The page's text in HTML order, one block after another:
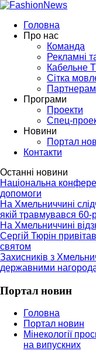
Головна
Про нас
Команда
Рекламні
Кабельне
Сітка
Партнерам
Програми
Проекти
Спец-
Новини
Портал
Контакти
Останні новини
Національна
допомоги
На Хмельниччині
якій травмувався 60-
На Хмельниччині
Сергій Тюрін
святом
Захисників з
державними
Портал новин
Головна
Портал новин
Мінекології
на випускних